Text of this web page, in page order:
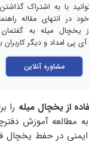
با به اشتراک
در انتهای مقاله
یخچال میله به گفتمان
آی پی امداد و دیگر کاربران
مشاوره آنلاین
از یخچال میله را
مطالعه آموزش
در حفط یخچال